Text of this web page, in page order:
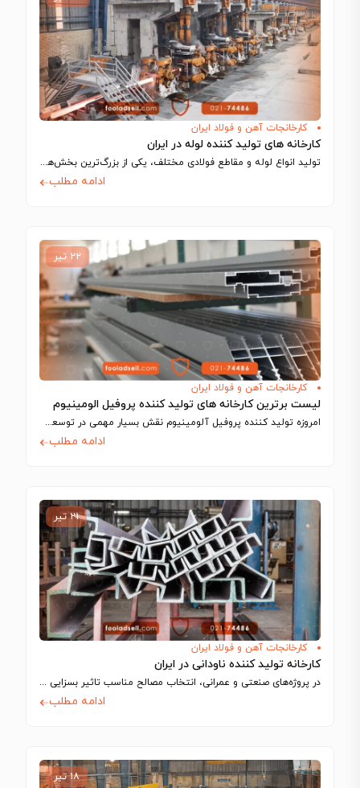
کارخانجات آهن و فولاد ایران
کارخانه های تولید کننده لوله در ایران
تولید انواع لوله و مقاطع فولادی مختلف، یکی از بزرگ‌ترین بخش‌های تولیدی را در…
ادامه مطلب
۲۲ تیر
کارخانجات آهن و فولاد ایران
لیست برترین کارخانه های تولید کننده پروفیل الومینیوم
امروزه تولید کننده پروفیل آلومینیوم نقش بسیار مهمی در توسعه صنعتی و عمرانی کشور…
ادامه مطلب
۲۱ تیر
کارخانجات آهن و فولاد ایران
کارخانه‌ تولید کننده ناودانی در ایران
در پروژه‌های صنعتی و عمرانی، انتخاب مصالح مناسب تاثیر بسزایی در کیفیت، عملکرد، ایمنی…
ادامه مطلب
۱۸ تیر